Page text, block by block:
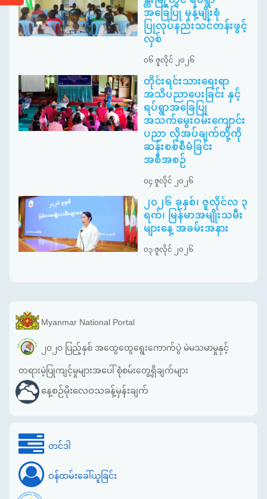
အခြေပြု မုန့်မျိုးစုံ
ပြုလုပ်နည်းသင်တန်းဖွင့်
လှစ်
၀၆ ဇူလိုင် ၂၀၂၆
တိုင်းရင်းသားရေးရာ
အသိပညာပေးခြင်း နှင့်
ရပ်ရွာအခြေပြု
အသက်မွေးဝမ်းကျောင်း
ပညာ လိုအပ်ချက်တို့ကို
ဆန်းစစ်စီမံခြင်း
အစီအစဉ်
၀၄ ဇူလိုင် ၂၀၂၆
၂၀၂၆ ခုနှစ်၊ ဇူလိုင်လ ၃
ရက်၊ မြန်မာအမျိုးသမီး
များနေ့ အခမ်းအနား
၀၃ ဇူလိုင် ၂၀၂၆
Myanmar National Portal
၂၀၂၀ ပြည့်နှစ် အထွေထွေရွေးကောက်ပွဲ မဲမသမာမှုနှင့်
တရားမဲ့ပြုကျင့်မှုများအပေါ် စုံစမ်းတွေ့ရှိချက်များ
နေ့စဉ်မိုးလေဝသခန့်မှန်းချက်
တင်ဒါ
ဝန်ထမ်းခေါ်ယူခြင်း